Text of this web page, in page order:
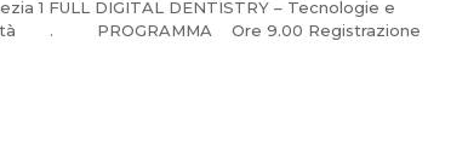
1 FULL DIGITAL DENTISTRY – Tecnologie e
. PROGRAMMA Ore 9.00 Registrazione